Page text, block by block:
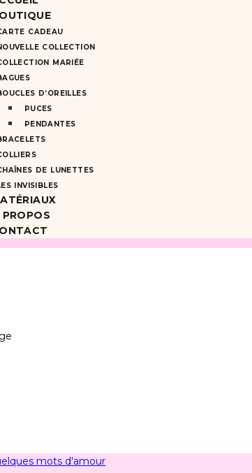
CADEAU
COLLECTION
MARIÉE
D’OREILLES
PUCES
PENDANTES
DE LUNETTES
INVISIBLES